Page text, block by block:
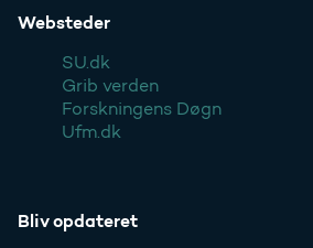
Websteder
SU.dk
Grib verden
Forskningens Døgn
Ufm.dk
Bliv opdateret